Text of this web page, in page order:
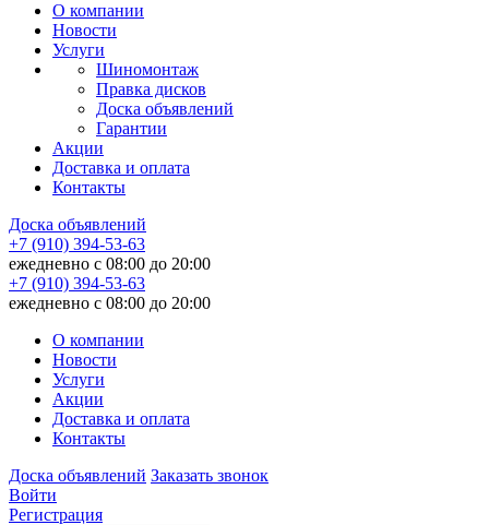
О компании
Новости
Услуги
Шиномонтаж
Правка дисков
Доска объявлений
Гарантии
Акции
Доставка и оплата
Контакты
Доска объявлений
+7 (910) 394-53-63
ежедневно с 08:00 до 20:00
+7 (910) 394-53-63
ежедневно с 08:00 до 20:00
О компании
Новости
Услуги
Акции
Доставка и оплата
Контакты
Доска объявлений Заказать звонок
Войти
Регистрация